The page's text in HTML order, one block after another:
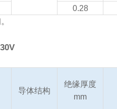
0.28
导体结构
绝缘厚度
mm